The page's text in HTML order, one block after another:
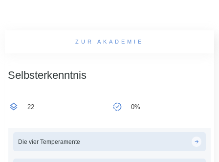
ZUR AKADEMIE
Selbsterkenntnis
22 0%
Die vier Temperamente